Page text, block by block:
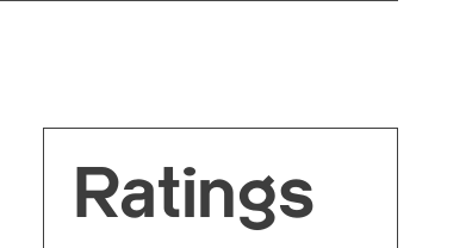
Ratings